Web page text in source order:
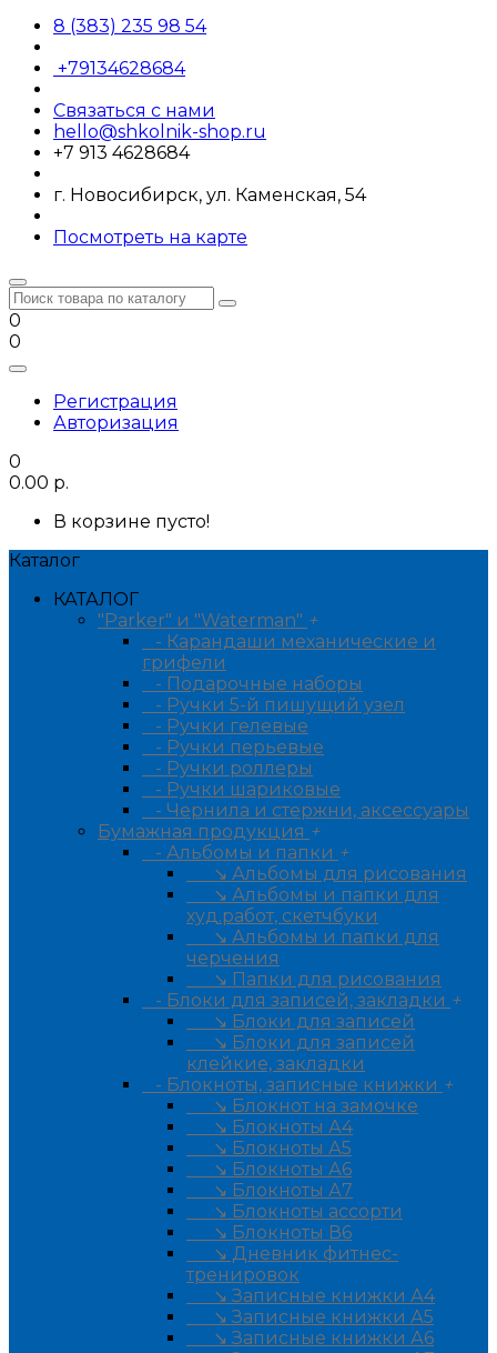
8 (383) 235 98 54
+79134628684
Связаться с нами
hello@shkolnik-shop.ru
+7 913 4628684
г. Новосибирск, ул. Каменская, 54
Посмотреть на карте
0
0
Регистрация
Авторизация
0
0.00 р.
В корзине пусто!
Каталог
КАТАЛОГ
"Parker" и "Waterman" +
- Карандаши механические и
грифели
- Подарочные наборы
- Ручки 5-й пишущий узел
- Ручки гелевые
- Ручки перьевые
- Ручки роллеры
- Ручки шариковые
- Чернила и стержни, аксессуары
Бумажная продукция +
- Альбомы и папки +
↘ Альбомы для рисования
↘ Альбомы и папки для
худ.работ, скетчбуки
↘ Альбомы и папки для
черчения
↘ Папки для рисования
- Блоки для записей, закладки +
↘ Блоки для записей
↘ Блоки для записей
клейкие, закладки
- Блокноты, записные книжки +
↘ Блокнот на замочке
↘ Блокноты А4
↘ Блокноты А5
↘ Блокноты А6
↘ Блокноты А7
↘ Блокноты ассорти
↘ Блокноты В6
↘ Дневник фитнес-
тренировок
↘ Записные книжки А4
↘ Записные книжки А5
↘ Записные книжки А6